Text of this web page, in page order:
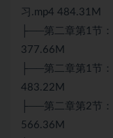
习.mp4 484.31M
├──第二章第1节
377.66M
├──第二章第1节
483.22M
├──第二章第2节
566.36M